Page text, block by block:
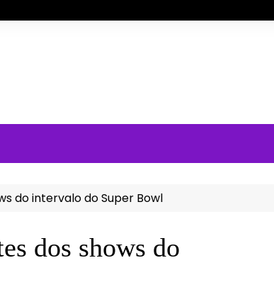
do intervalo do Super Bowl
dos shows do